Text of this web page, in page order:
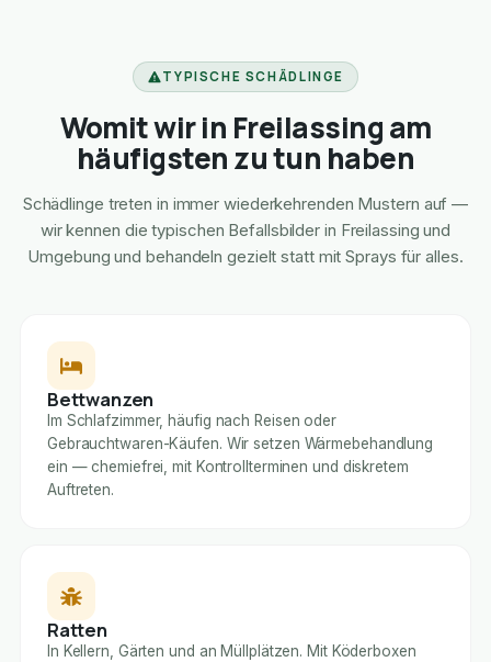
TYPISCHE SCHÄDLINGE
Womit wir in Freilassing am
häufigsten zu tun haben
Schädlinge treten in immer wiederkehrenden Mustern auf —
wir kennen die typischen Befallsbilder in Freilassing und
Umgebung und behandeln gezielt statt mit Sprays für alles.
Bettwanzen
Im Schlafzimmer, häufig nach Reisen oder
Gebrauchtwaren-Käufen. Wir setzen Wärmebehandlung
ein — chemiefrei, mit Kontrollterminen und diskretem
Auftreten.
Ratten
In Kellern, Gärten und an Müllplätzen. Mit Köderboxen